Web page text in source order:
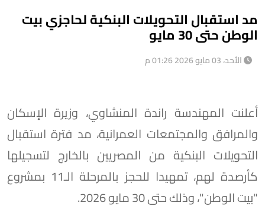
مد استقبال التحويلات البنكية لحاجزي بيت
الوطن حتى 30 مايو
الأحد، 03 مايو 2026 01:26 م
أعلنت المهندسة راندة المنشاوي، وزيرة الإسكان
والمرافق والمجتمعات العمرانية، مد فترة استقبال
التحويلات البنكية من المصريين بالخارج لتسجيلها
كأرصدة لهم، تمهيدا للحجز بالمرحلة الـ11 بمشروع
"بيت الوطن"، وذلك حتى 30 مايو 2026.